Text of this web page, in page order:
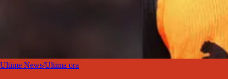
Ultime News/Ultima ora